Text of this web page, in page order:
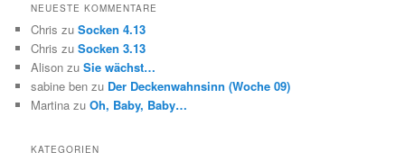
NEUESTE KOMMENTARE
Chris zuSocken 4.13
Chris zuSocken 3.13
Alison zuSie wächst…
sabine ben zu Der Deckenwahnsinn (Woche 09)
Martina zuOh, Baby, Baby…
KATEGORIEN